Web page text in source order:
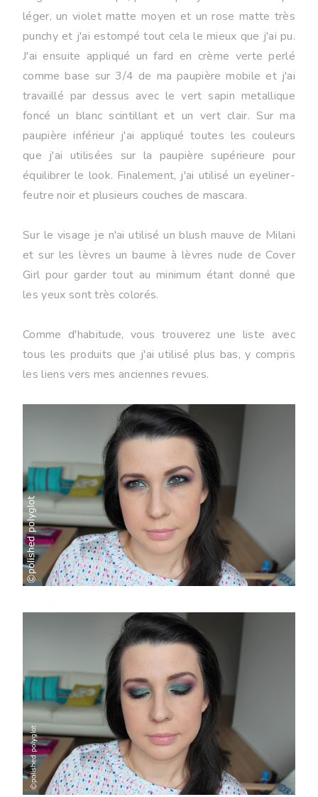
léger, un violet matte moyen et un rose matte très
punchy et j'ai estompé tout cela le mieux que j'ai pu.
J'ai ensuite appliqué un fard en crème verte perlé
comme base sur 3/4 de ma paupière mobile et j'ai
travaillé par dessus avec le vert sapin metallique
foncé un blanc scintillant et un vert clair. Sur ma
paupière inférieur j'ai appliqué toutes les couleurs
que j'ai utilisées sur la paupière supérieure pour
équilibrer le look. Finalement, j'ai utilisé un eyeliner-
feutre noir et plusieurs couches de mascara.
Sur le visage je n'ai utilisé un blush mauve de Milani
et sur les lèvres un baume à lèvres nude de Cover
Girl pour garder tout au minimum étant donné que
les yeux sont très colorés.
Comme d'habitude, vous trouverez une liste avec
tous les produits que j'ai utilisé plus bas, y compris
les liens vers mes anciennes revues.